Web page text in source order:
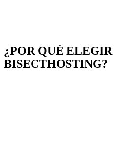
¿POR QUÉ ELEGIR
BISECTHOSTING?